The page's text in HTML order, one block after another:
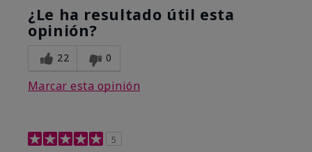
¿Le ha resultado útil esta
opinión?
22 0
Marcar esta opinión
5